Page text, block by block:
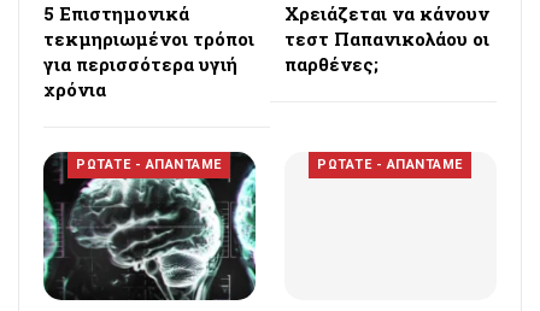
5 Επιστημονικά
τεκμηριωμένοι τρόποι
για περισσότερα υγιή
χρόνια
Χρειάζεται να κάνουν
τεστ Παπανικολάου οι
παρθένες;
ΡΩΤΑΤΕ - ΑΠΑΝΤΑΜΕ ΡΩΤΑΤΕ - ΑΠΑΝΤΑΜΕ